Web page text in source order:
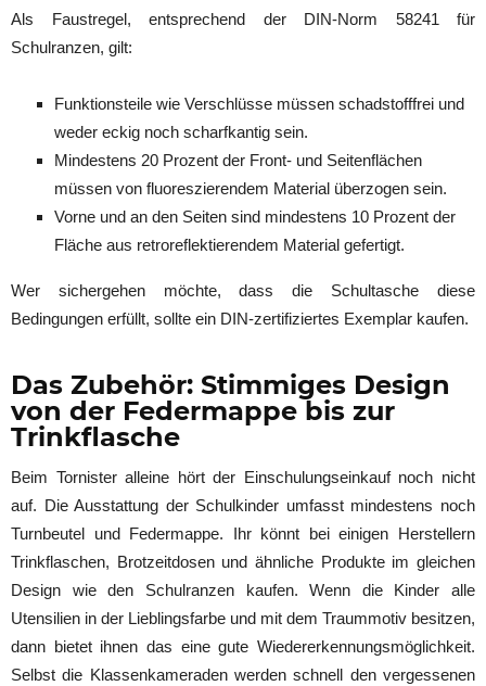
Als Faustregel, entsprechend der DIN-Norm 58241 für
Schulranzen, gilt:
Funktionsteile wie Verschlüsse müssen schadstofffrei und
weder eckig noch scharfkantig sein.
Mindestens 20 Prozent der Front- und Seitenflächen
müssen von fluoreszierendem Material überzogen sein.
Vorne und an den Seiten sind mindestens 10 Prozent der
Fläche aus retroreflektierendem Material gefertigt.
Wer sichergehen möchte, dass die Schultasche diese
Bedingungen erfüllt, sollte ein DIN-zertifiziertes Exemplar kaufen.
Das Zubehör: Stimmiges Design
von der Federmappe bis zur
Trinkflasche
Beim Tornister alleine hört der Einschulungseinkauf noch nicht
auf. Die Ausstattung der Schulkinder umfasst mindestens noch
Turnbeutel und Federmappe. Ihr könnt bei einigen Herstellern
Trinkflaschen, Brotzeitdosen und ähnliche Produkte im gleichen
Design wie den Schulranzen kaufen. Wenn die Kinder alle
Utensilien in der Lieblingsfarbe und mit dem Traummotiv besitzen,
dann bietet ihnen das eine gute Wiedererkennungsmöglichkeit.
Selbst die Klassenkameraden werden schnell den vergessenen